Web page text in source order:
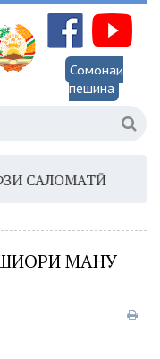
Сомонаи
пешина
САЛОМАТӢ16:35
МАНУ